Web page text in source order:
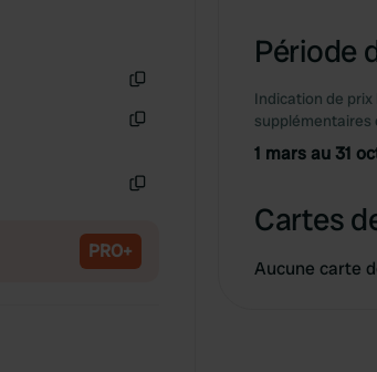
PRO+
Période
Indication de
supplémentaires
1 mars au 31
Cartes
Aucune carte